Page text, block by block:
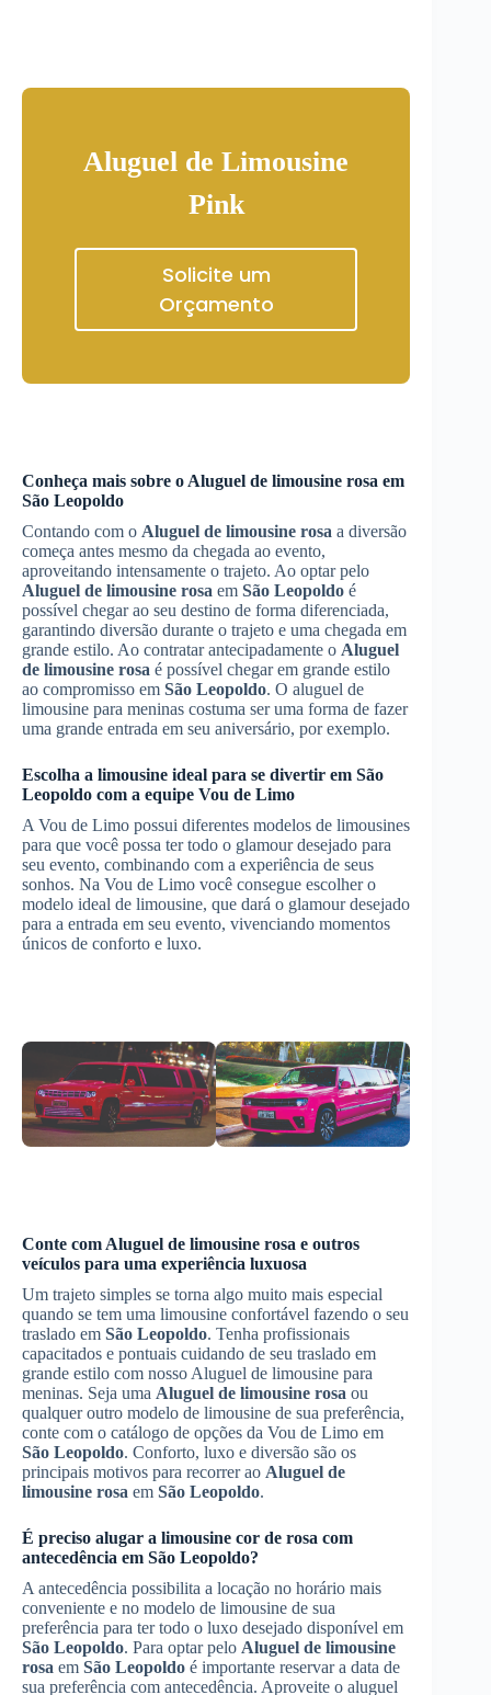
Aluguel de Limousine
Pink
Solicite um
Orçamento
Conheça mais sobre o Aluguel de limousine rosa em
São Leopoldo
Contando com o Aluguel de limousine rosa a diversão
começa antes mesmo da chegada ao evento,
aproveitando intensamente o trajeto. Ao optar pelo
Aluguel de limousine rosa em São Leopoldo é
possível chegar ao seu destino de forma diferenciada,
garantindo diversão durante o trajeto e uma chegada em
grande estilo. Ao contratar antecipadamente o Aluguel
de limousine rosa é possível chegar em grande estilo
ao compromisso em São Leopoldo. O aluguel de
limousine para meninas costuma ser uma forma de fazer
uma grande entrada em seu aniversário, por exemplo.
Escolha a limousine ideal para se divertir em São
Leopoldo com a equipe Vou de Limo
A Vou de Limo possui diferentes modelos de limousines
para que você possa ter todo o glamour desejado para
seu evento, combinando com a experiência de seus
sonhos. Na Vou de Limo você consegue escolher o
modelo ideal de limousine, que dará o glamour desejado
para a entrada em seu evento, vivenciando momentos
únicos de conforto e luxo.
Conte com Aluguel de limousine rosa e outros
veículos para uma experiência luxuosa
Um trajeto simples se torna algo muito mais especial
quando se tem uma limousine confortável fazendo o seu
traslado em São Leopoldo. Tenha profissionais
capacitados e pontuais cuidando de seu traslado em
grande estilo com nosso Aluguel de limousine para
meninas. Seja uma Aluguel de limousine rosa ou
qualquer outro modelo de limousine de sua preferência,
conte com o catálogo de opções da Vou de Limo em
São Leopoldo. Conforto, luxo e diversão são os
principais motivos para recorrer ao Aluguel de
limousine rosa em São Leopoldo.
É preciso alugar a limousine cor de rosa com
antecedência em São Leopoldo?
A antecedência possibilita a locação no horário mais
conveniente e no modelo de limousine de sua
preferência para ter todo o luxo desejado disponível em
São Leopoldo. Para optar pelo Aluguel de limousine
rosa em São Leopoldo é importante reservar a data de
sua preferência com antecedência. Aproveite o aluguel